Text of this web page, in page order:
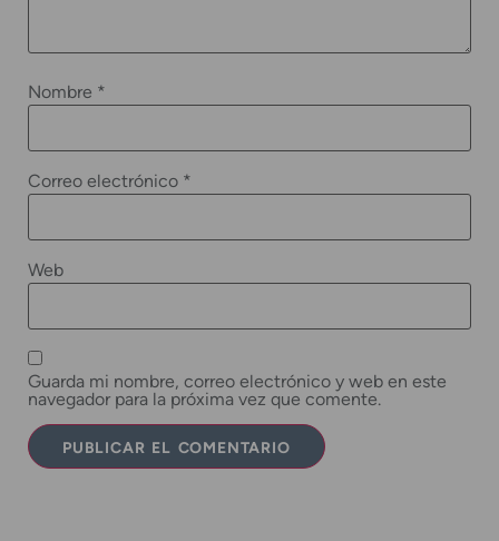
Nombre *
Correo electrónico *
Web
Guarda mi nombre, correo electrónico y web en este
navegador para la próxima vez que comente.